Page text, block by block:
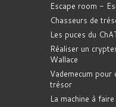
Escape room -
Chasseurs de
Les puces du
Réaliser un
Wallace
Vademecum pour
trésor
La machine à